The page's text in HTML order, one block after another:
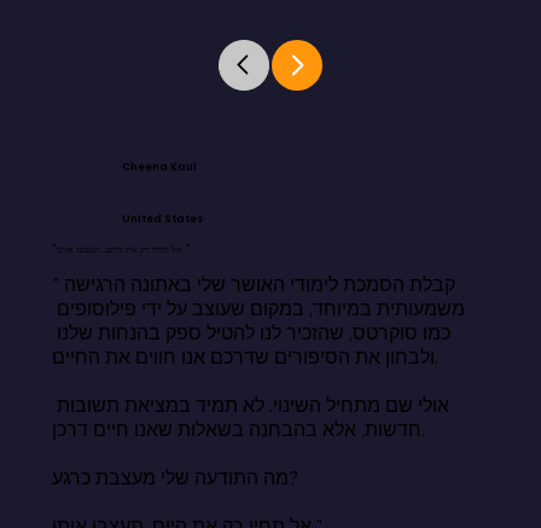
Cheena Kaul
United States
"אל תחיו רק את היום. תעצבו אותו."
"קבלת הסמכת לימודי האושר שלי באתונה הרגישה
ולבחון את הסיפורים שדרכם אנו חווים את החיים.
אולי שם מתחיל השינוי. לא תמיד במציאת תשובות
חדשות, אלא בהבחנה בשאלות שאנו חיים דרכן.
מה התודעה שלי מעצבת כרגע?